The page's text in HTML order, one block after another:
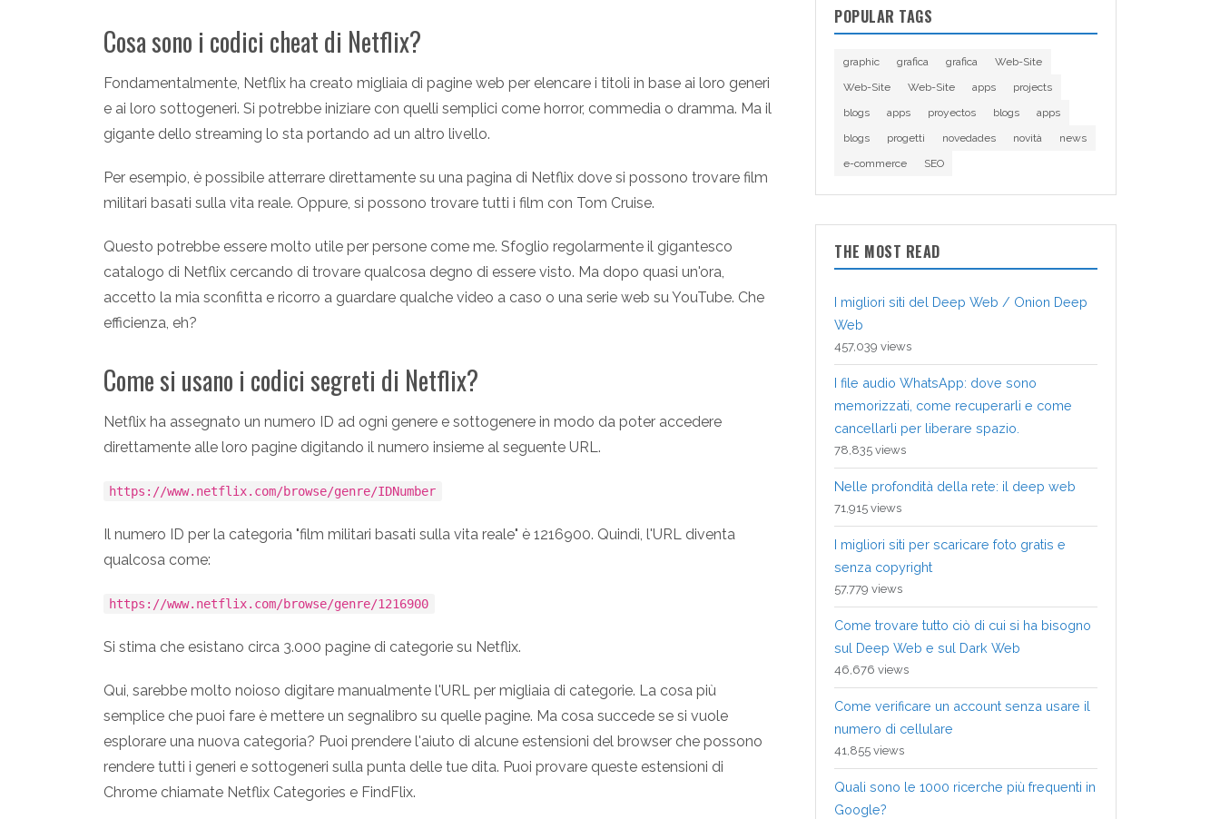
Cosa sono i codici cheat di Netflix?
Fondamentalmente, Netflix ha creato migliaia di pagine web per elencare i titoli in base ai loro generi
e ai loro sottogeneri. Si potrebbe iniziare con quelli semplici come horror, commedia o dramma. Ma il
gigante dello streaming lo sta portando ad un altro livello.
Per esempio, è possibile atterrare direttamente su una pagina di Netflix dove si possono trovare film
militari basati sulla vita reale. Oppure, si possono trovare tutti i film con Tom Cruise.
Questo potrebbe essere molto utile per persone come me. Sfoglio regolarmente il gigantesco
catalogo di Netflix cercando di trovare qualcosa degno di essere visto. Ma dopo quasi un'ora,
accetto la mia sconfitta e ricorro a guardare qualche video a caso o una serie web su YouTube. Che
efficienza, eh?
Come si usano i codici segreti di Netflix?
Netflix ha assegnato un numero ID ad ogni genere e sottogenere in modo da poter accedere
direttamente alle loro pagine digitando il numero insieme al seguente URL.
https://www.netflix.com/browse/genre/IDNumber
Il numero ID per la categoria "film militari basati sulla vita reale" è 1216900. Quindi, l'URL diventa
qualcosa come:
https://www.netflix.com/browse/genre/1216900
Si stima che esistano circa 3.000 pagine di categorie su Netflix.
Qui, sarebbe molto noioso digitare manualmente l'URL per migliaia di categorie. La cosa più
semplice che puoi fare è mettere un segnalibro su quelle pagine. Ma cosa succede se si vuole
esplorare una nuova categoria? Puoi prendere l'aiuto di alcune estensioni del browser che possono
rendere tutti i generi e sottogeneri sulla punta delle tue dita. Puoi provare queste estensioni di
Chrome chiamate Netflix Categories e FindFlix.
POPULAR TAGS
graphic grafica grafica
Web-Site
Web-Site
Web-Site apps
projects
blogs
apps proyectos blogs
apps
blogs
progetti novedades novità
news
e-commerce
SEO
THE MOST READ
I migliori siti del Deep Web / Onion Deep
Web
457,039 views
I file audio WhatsApp: dove sono
memorizzati, come recuperarli e come
cancellarli per liberare spazio.
78,835 views
Nelle profondità della rete: il deep web
71,915 views
I migliori siti per scaricare foto gratis e
senza copyright
57,779 views
Come trovare tutto ciò di cui si ha bisogno
sul Deep Web e sul Dark Web
46,676 views
Come verificare un account senza usare il
numero di cellulare
41,855 views
Quali sono le 1000 ricerche più frequenti in
Google?